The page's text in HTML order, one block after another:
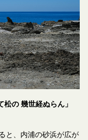
松の 幾世経ぬらん」
と、内浦の砂浜が広が